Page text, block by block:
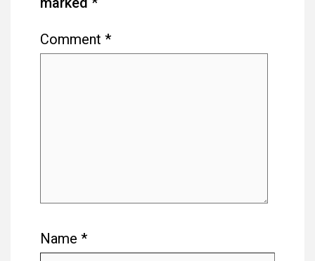
Comment *
Name *